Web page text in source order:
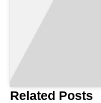
Related Posts